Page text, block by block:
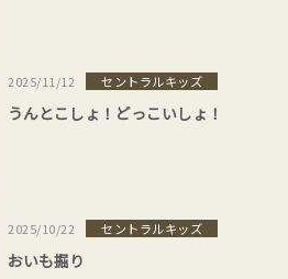
2025/11/12 セントラルキッズ
うんとこしょ！どっこいしょ！
2025/10/22 セントラルキッズ
おいも掘り